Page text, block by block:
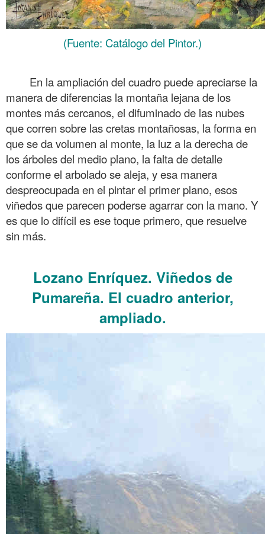
(Fuente: Catálogo del Pintor.)
En la ampliación del cuadro puede apreciarse la
manera de diferencias la montaña lejana de los
montes más cercanos, el difuminado de las nubes
que corren sobre las cretas montañosas, la forma en
que se da volumen al monte, la luz a la derecha de
los árboles del medio plano, la falta de detalle
conforme el arbolado se aleja, y esa manera
despreocupada en el pintar el primer plano, esos
viñedos que parecen poderse agarrar con la mano. Y
es que lo difícil es ese toque primero, que resuelve
sin más.
Lozano Enríquez. Viñedos de
Pumareña. El cuadro anterior,
ampliado.